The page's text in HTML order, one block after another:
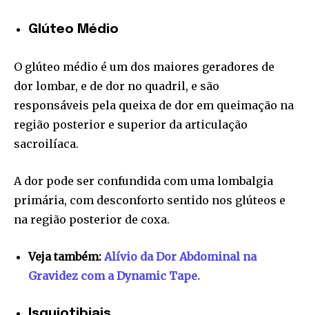
Glúteo Médio
O glúteo médio é um dos maiores geradores de
dor lombar, e de dor no quadril, e são
responsáveis pela queixa de dor em queimação na
região posterior e superior da articulação
sacroilíaca.
A dor pode ser confundida com uma lombalgia
primária, com desconforto sentido nos glúteos e
na região posterior de coxa.
Veja também: Alívio da Dor Abdominal na
Gravidez com a Dynamic Tape.